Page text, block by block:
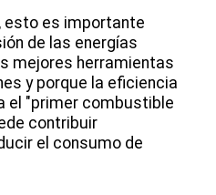
esto es importante
de las energías
mejores herramientas
y porque la eficiencia
el "primer combustible
contribuir
el consumo de